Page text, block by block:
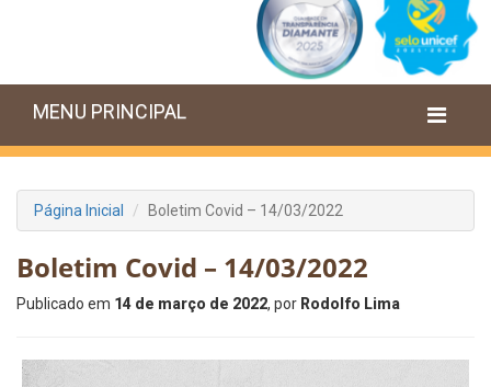
MENU PRINCIPAL
Página Inicial Boletim Covid – 14/03/2022
Boletim Covid – 14/03/2022
Publicado em 14 de março de 2022, por Rodolfo Lima